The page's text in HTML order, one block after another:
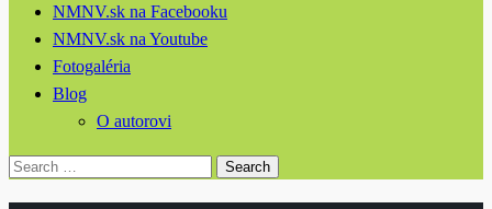
NMNV.sk na Facebooku
NMNV.sk na Youtube
Fotogaléria
Blog
O autorovi
Search